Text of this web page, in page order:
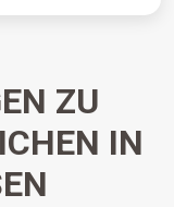
ZU
IN